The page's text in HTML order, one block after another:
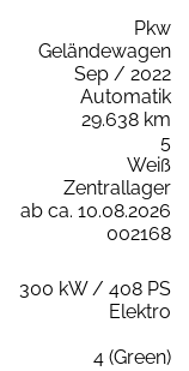
Pkw
Geländewagen
Sep / 2022
Automatik
29.638 km
5
Weiß
Zentrallager
ab ca. 10.08.2026
002168
300 kW / 408 PS
Elektro
4 (Green)